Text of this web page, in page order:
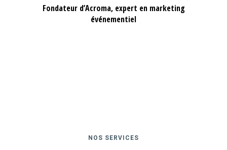
Fondateur d’Acroma, expert en marketing
événementiel
NOS SERVICES